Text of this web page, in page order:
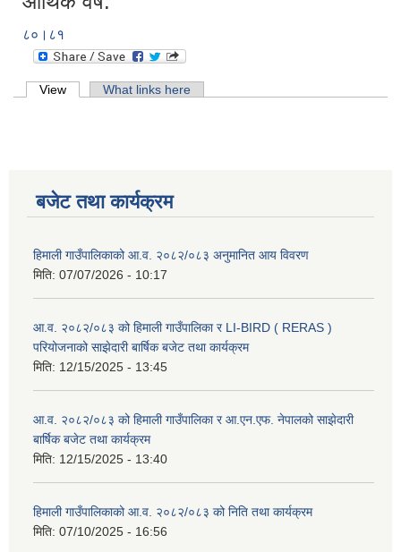
८०।८१
Primary tabs
View (active tab)What links here
बजेट तथा कार्यक्रम
हिमाली गाउँपालिकाको आ.व. २०८२/०८३ अनुमानित आय विवरण
मिति: 07/07/2026 - 10:17
आ.व. २०८२/०८३ को हिमाली गाउँपालिका र LI-BIRD ( RERAS )
परियोजनाको साझेदारी बार्षिक बजेट तथा कार्यक्रम
मिति: 12/15/2025 - 13:45
आ.व. २०८२/०८३ को हिमाली गाउँपालिका र आ.एन.एफ. नेपालको साझेदारी
बार्षिक बजेट तथा कार्यक्रम
मिति: 12/15/2025 - 13:40
हिमाली गाउँपालिकाको आ.व. २०८२/०८३ को निति तथा कार्यक्रम
मिति: 07/10/2025 - 16:56